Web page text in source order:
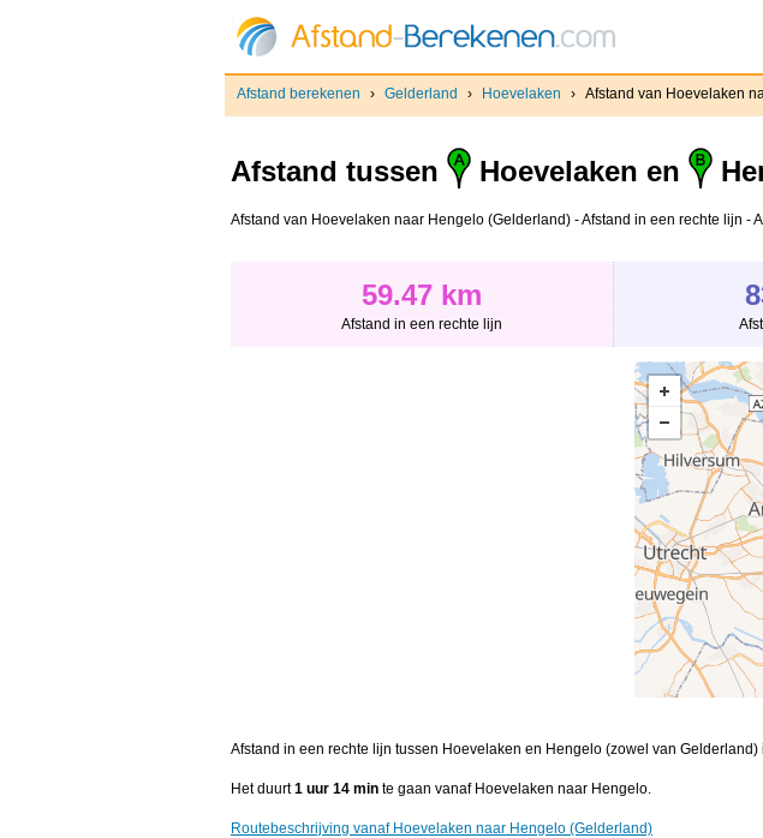
Afstand berekenen › Gelderland › Hoevelaken › Afstand van Hoevelaken
Afstand tussen Hoevelaken en
Afstand van Hoevelaken naar Hengelo (Gelderland) - Afstand in een rechte lijn -
59.47 km
Afstand in een rechte lijn
Afstand in een rechte lijn tussen Hoevelaken en Hengelo (zowel van Gelderland)
Het duurt1 uur 14 min te gaan vanaf Hoevelaken naar Hengelo.
Routebeschrijving vanaf Hoevelaken naar Hengelo (Gelderland)